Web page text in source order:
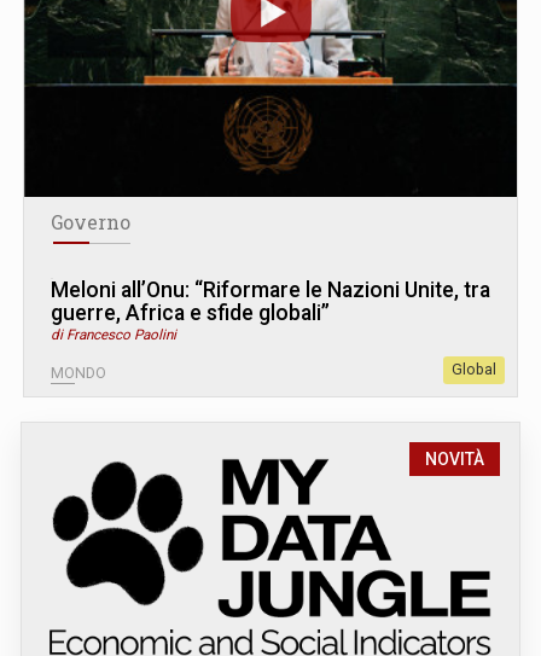
Governo
Meloni all’Onu: “Riformare le Nazioni Unite, tra
guerre, Africa e sfide globali”
di Francesco Paolini
MONDO Global
NOVITÀ